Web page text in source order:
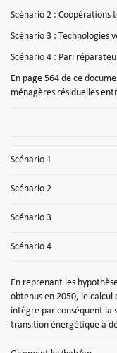
Scénario 2 : Coopérations
Scénario 3 : Technologies
Scénario 4 : Pari
En page 564 de ce
ménagères résiduelles
Scénario 1
Scénario 2
Scénario 3
Scénario 4
En reprenant les
obtenus en 2050, le
intègre par conséquent la
transition énergétique à